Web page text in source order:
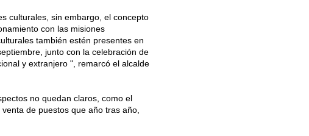
culturales, sin embargo, el concepto
con las misiones
también estén presentes en
junto con la celebración de
y extranjero ", remarcó el alcalde
no quedan claros, como el
de puestos que año tras año,